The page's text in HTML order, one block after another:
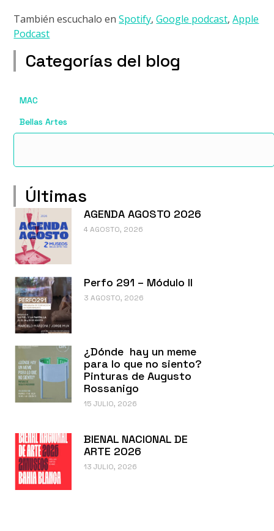
También escuchalo enSpotify,Google podcast,Apple
Podcast
Categorías del blog
MAC
Bellas Artes
Últimas
AGENDA AGOSTO 2026
4 AGOSTO, 2026
Perfo 291 – Módulo II
3 AGOSTO, 2026
¿Dónde hay un meme
para lo que no siento?
Pinturas de Augusto
Rossanigo
15 JULIO, 2026
BIENAL NACIONAL DE
ARTE 2026
13 JULIO, 2026